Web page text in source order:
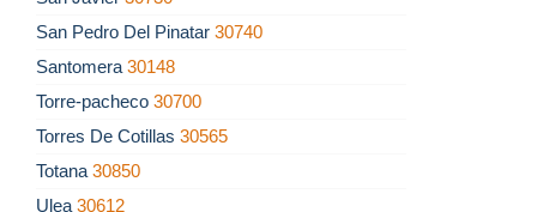
San Pedro Del Pinatar 30740
Santomera 30148
Torre-pacheco 30700
Torres De Cotillas 30565
Totana 30850
Ulea 30612